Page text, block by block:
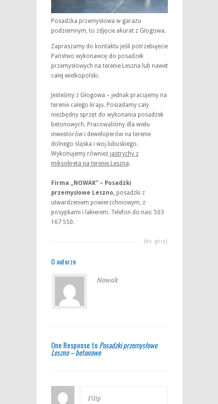
Posadzka przemysłowa w garażu
podziemnym, to zdjęcie akurat z Głogowa.
Zapraszamy do kontaktu jeśli potrzebujecie
Państwo wykonawcę do posadzek
przemysłowych na terenie Leszna lub nawet
całej wielkopolski.
Jesteśmy z Głogowa – jednak pracujemy na
terenie całego kraju. Posiadamy cały
niezbędny sprzęt do wykonania posadzek
betonowych. Pracowaliśmy dla wielu
inwestorów i deweloperów na terenie
dolnego śląska i woj.lubuskiego.
Wykonujemy równieżjastrychy z
miksokreta na terenie Leszna.
Firma „NOWAK” – Posadzki
przemysłowe Leszno,posadzki z
utwardzeniem powierzchniowym, z
posypkami i lakierem. Telefon do nas: 503
167 550.
[do góry]
O autorze
Nowak
One Response to Posadzki przemysłowe
Leszno – betonowe
Filip